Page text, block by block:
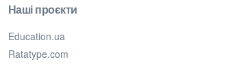
Наші проєкти
Education.ua
Ratatype.com